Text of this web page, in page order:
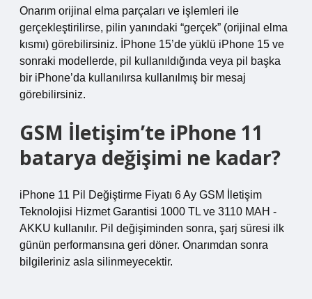
Onarım orijinal elma parçaları ve işlemleri ile
gerçekleştirilirse, pilin yanındaki “gerçek” (orijinal elma
kısmı) görebilirsiniz. İPhone 15’de yüklü iPhone 15 ve
sonraki modellerde, pil kullanıldığında veya pil başka
bir iPhone’da kullanılırsa kullanılmış bir mesaj
görebilirsiniz.
GSM İletişim’te iPhone 11
batarya değişimi ne kadar?
iPhone 11 Pil Değiştirme Fiyatı 6 Ay GSM İletişim
Teknolojisi Hizmet Garantisi 1000 TL ve 3110 MAH -
AKKU kullanılır. Pil değişiminden sonra, şarj süresi ilk
günün performansına geri döner. Onarımdan sonra
bilgileriniz asla silinmeyecektir.